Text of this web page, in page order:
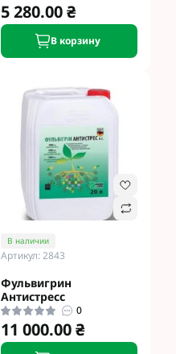
5 280.00 ₴
В корзину
В наличии
Артикул: 2843
Фульвигрин
Антистресс
0
11 000.00 ₴